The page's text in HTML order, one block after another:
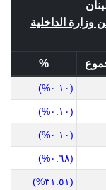
وزارة الداخلية
%
(٠.١٠%)
(٠.١٠%)
(٠.١٠%)
(٠.٦٨%)
(٣١.٥١%)